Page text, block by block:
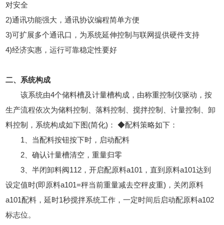
对安全
2)通讯功能强大，通讯协议编程简单方便
3)可扩展多个通讯口，为系统延伸控制与联网提供硬件支持
4)经济实惠，运行可靠稳定性要好
二、系统构成
该系统由4个储料槽及计量槽构成，由称重控制仪驱动，按
生产流程依次为储料控制、落料控制、搅拌控制、计量控制、卸
料控制，系统构成如下图(简化)： ◆配料策略如下：
1、当配料按钮按下时，启动配料
2、确认计量槽清空，重量归零
3、半闭卸料阀112，开启配原料a101，直到原料a101达到
设定值时(即原料a101=秤当前重量减去空秤皮重)，关闭原料
a101配料，延时1秒搅拌系统工作，一定时间后启动配原料a102
标志位。